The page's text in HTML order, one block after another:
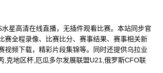
星高清在线直播，无插件观看比赛。本站同步官
赛全程录像、比赛比分、赛事结果、赛事相关新
视频下载，精彩片段集锦等。同时还提供乌拉业
克地区杯,厄瓜多尔发展联盟U21,俄罗斯CFO联